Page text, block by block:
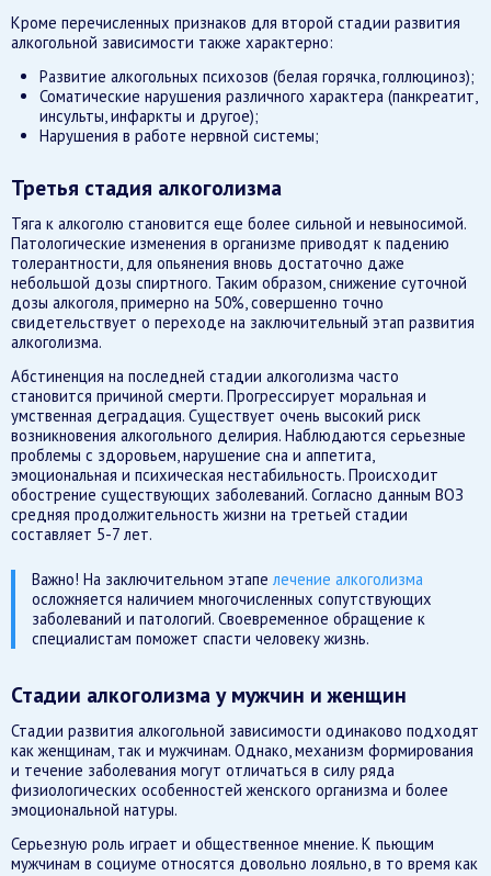
Кроме перечисленных признаков для второй стадии развития
алкогольной зависимости также характерно:
Развитие алкогольных психозов (белая горячка, голлюциноз);
Соматические нарушения различного характера (панкреатит,
инсульты, инфаркты и другое);
Нарушения в работе нервной системы;
Третья стадия алкоголизма
Тяга к алкоголю становится еще более сильной и невыносимой.
Патологические изменения в организме приводят к падению
толерантности, для опьянения вновь достаточно даже
небольшой дозы спиртного. Таким образом, снижение суточной
дозы алкоголя, примерно на 50%, совершенно точно
свидетельствует о переходе на заключительный этап развития
алкоголизма.
Абстиненция на последней стадии алкоголизма часто
становится причиной смерти. Прогрессирует моральная и
умственная деградация. Существует очень высокий риск
возникновения алкогольного делирия. Наблюдаются серьезные
проблемы с здоровьем, нарушение сна и аппетита,
эмоциональная и психическая нестабильность. Происходит
обострение существующих заболеваний. Согласно данным ВОЗ
средняя продолжительность жизни на третьей стадии
составляет 5-7 лет.
Важно! На заключительном этапелечение алкоголизма
осложняется наличием многочисленных сопутствующих
заболеваний и патологий. Своевременное обращение к
специалистам поможет спасти человеку жизнь.
Стадии алкоголизма у мужчин и женщин
Стадии развития алкогольной зависимости одинаково подходят
как женщинам, так и мужчинам. Однако, механизм формирования
и течение заболевания могут отличаться в силу ряда
физиологических особенностей женского организма и более
эмоциональной натуры.
Серьезную роль играет и общественное мнение. К пьющим
мужчинам в социуме относятся довольно лояльно, в то время как